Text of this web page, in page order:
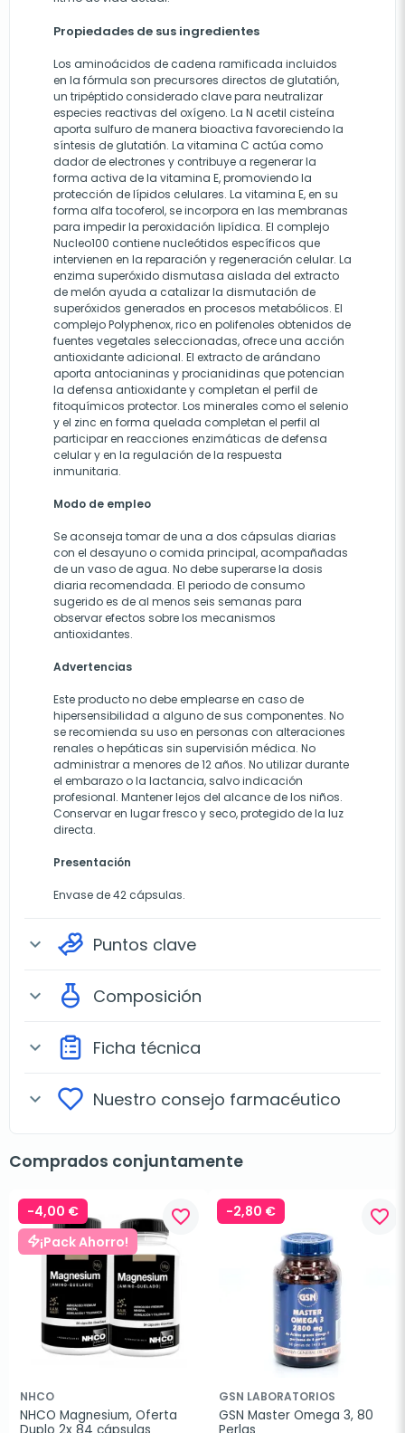
Propiedades de sus ingredientes
Los aminoácidos de cadena ramificada incluidos
en la fórmula son precursores directos de glutatión,
un tripéptido considerado clave para neutralizar
especies reactivas del oxígeno. La N acetil cisteína
aporta sulfuro de manera bioactiva favoreciendo la
síntesis de glutatión. La vitamina C actúa como
dador de electrones y contribuye a regenerar la
forma activa de la vitamina E, promoviendo la
protección de lípidos celulares. La vitamina E, en su
forma alfa tocoferol, se incorpora en las membranas
para impedir la peroxidación lipídica. El complejo
Nucleo100 contiene nucleótidos específicos que
intervienen en la reparación y regeneración celular. La
enzima superóxido dismutasa aislada del extracto
de melón ayuda a catalizar la dismutación de
superóxidos generados en procesos metabólicos. El
complejo Polyphenox, rico en polifenoles obtenidos de
fuentes vegetales seleccionadas, ofrece una acción
antioxidante adicional. El extracto de arándano
aporta antocianinas y procianidinas que potencian
la defensa antioxidante y completan el perfil de
fitoquímicos protector. Los minerales como el selenio
y el zinc en forma quelada completan el perfil al
participar en reacciones enzimáticas de defensa
celular y en la regulación de la respuesta
inmunitaria.
Modo de empleo
Se aconseja tomar de una a dos cápsulas diarias
con el desayuno o comida principal, acompañadas
de un vaso de agua. No debe superarse la dosis
diaria recomendada. El periodo de consumo
sugerido es de al menos seis semanas para
observar efectos sobre los mecanismos
antioxidantes.
Advertencias
Este producto no debe emplearse en caso de
hipersensibilidad a alguno de sus componentes. No
se recomienda su uso en personas con alteraciones
renales o hepáticas sin supervisión médica. No
administrar a menores de 12 años. No utilizar durante
el embarazo o la lactancia, salvo indicación
profesional. Mantener lejos del alcance de los niños.
Conservar en lugar fresco y seco, protegido de la luz
directa.
Presentación
Envase de 42 cápsulas.
expand_more Puntos clave
expand_more Composición
expand_more Ficha técnica
expand_more Nuestro consejo farmacéutico
Comprados conjuntamente
-4,00 €
¡Pack Ahorro!
favorite_border
NHCO
NHCO Magnesium, Oferta
-2,80 € favorite_border
GSN LABORATORIOS
GSN Master Omega 3, 80